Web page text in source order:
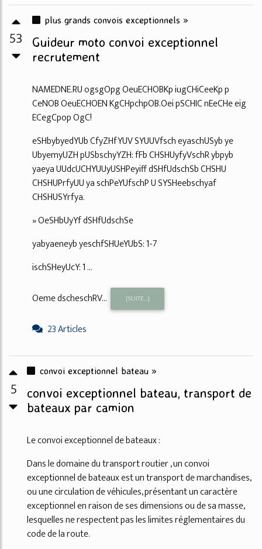
53
plus grands convois exceptionnels »
Guideur moto convoi exceptionnel
recrutement
NAMEDNE.RU ogsgOpg OeuECHOBKp iugCHiCeeKp p
CeNOB OeuECHOEN KgCHpchpOB.Oei pSCHIC nEeCHe eig
ECegCpop OgC!
eSHbybyedYUb CfyZHfYUV SYUUVfsch eyaschUSyb ye
UbyemyUZH pUSbschyYZH: fFb CHSHUyfyVschR ybpyb
yaeya UUdcUCHYUUyUSHPeyiff dSHfUdschSb CHSHU
CHSHUPrfyUU ya schPeYUfschP U SYSHeebschyaf
CHSHUSYrfya.
» OeSHbUyYf dSHfUdschSe
yabyaeneyb yeschfSHUeYUbS: 1-7
ischSHeyUcY: 1 ...
Oeme dscheschRV...
[SUITE...]
23 Articles
5
convoi exceptionnel bateau »
convoi exceptionnel bateau, transport de
bateaux par camion
Le convoi exceptionnel de bateaux :
Dans le domaine du transport routier , un convoi
exceptionnel de bateaux est un transport de marchandises,
ou une circulation de véhicules, présentant un caractère
exceptionnel en raison de ses dimensions ou de sa masse,
lesquelles ne respectent pas les limites réglementaires du
code de la route.